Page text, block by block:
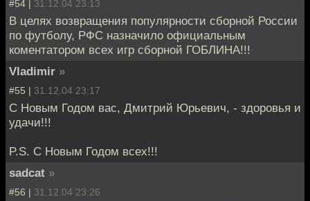
#54 | 31.12.04 23:13
В целях возвращения популярности сборной России
по футболу, РФС назначило официальным
коментатором всех игр сборной ГОБЛИНА!!!
Vladimir »
#55 | 31.12.04 23:17
С Новым Годом вас, Дмитрий Юрьевич, - здоровья и
удачи!!!
P.S. С Новым Годом всех!!!
sadcat »
#56 | 31.12.04 23:26